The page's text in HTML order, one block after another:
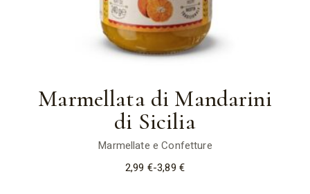
Marmellata di Mandarini
di Sicilia
Marmellate e Confetture
2,99 €-3,89 €
Fascia